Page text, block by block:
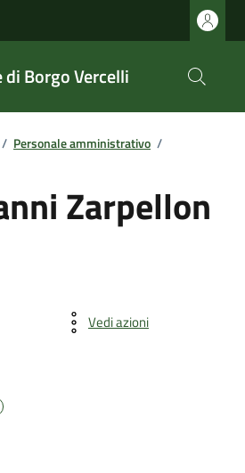
di Borgo Vercelli
/ Personale amministrativo /
Zarpellon
Vedi azioni